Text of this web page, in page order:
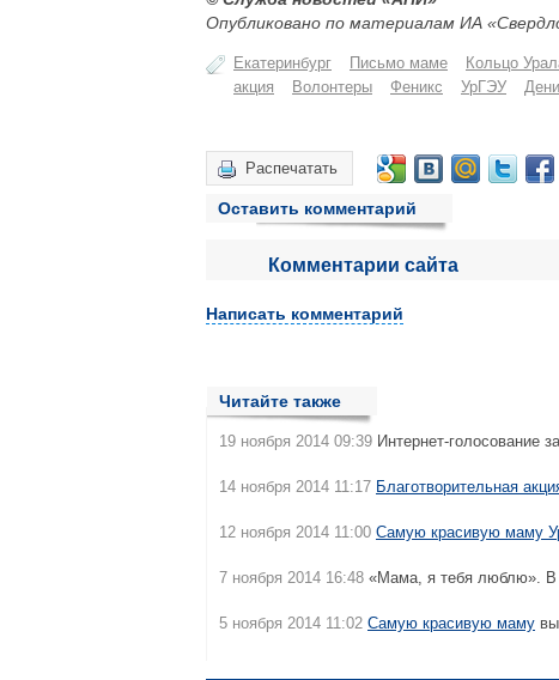
Опубликовано по материалам ИА
Екатеринбург Письмо маме Кольцо
акция
Волонтеры Феникс УрГЭУ
Распечатать
Оставить комментарий
Комментарии сайта
Написать комментарий
Читайте также
19 ноября 2014 09:39 Интернет-голосование
14 ноября 2014 11:17 Благотворительная
12 ноября 2014 11:00 Самую красивую маму
7 ноября 2014 16:48 «Мама, я тебя люблю». В
5 ноября 2014 11:02 Самую красивую маму